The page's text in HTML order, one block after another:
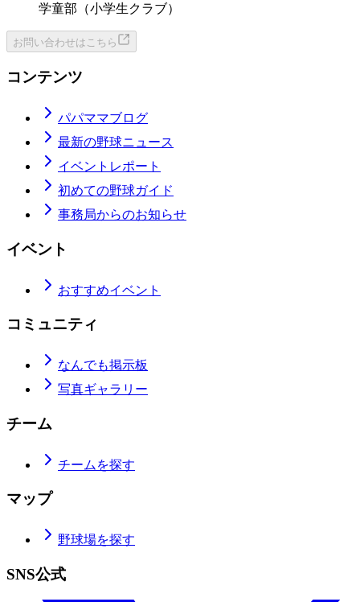
学童部（小学生クラブ）
お問い合わせはこちら
コンテンツ
パパママブログ
最新の野球ニュース
イベントレポート
初めての野球ガイド
事務局からのお知らせ
イベント
おすすめイベント
コミュニティ
なんでも掲示板
写真ギャラリー
チーム
チームを探す
マップ
野球場を探す
SNS公式